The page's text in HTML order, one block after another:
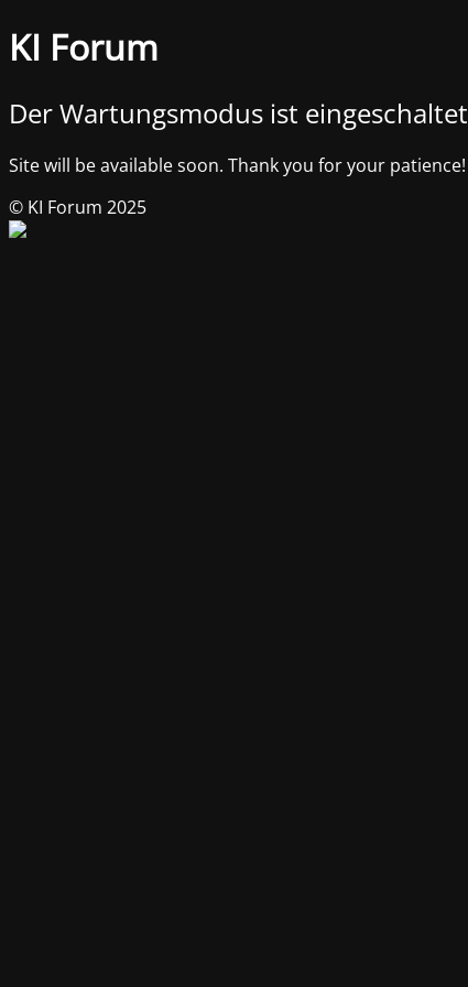
KI Forum
Der Wartungsmodus ist eingeschaltet
Site will be available soon. Thank you for your patience!
© KI Forum 2025